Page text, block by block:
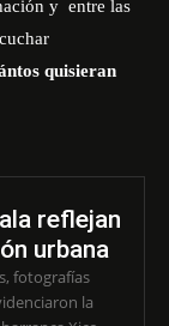
y entre las
quisieran
reflejan
urbana
fotografías
la